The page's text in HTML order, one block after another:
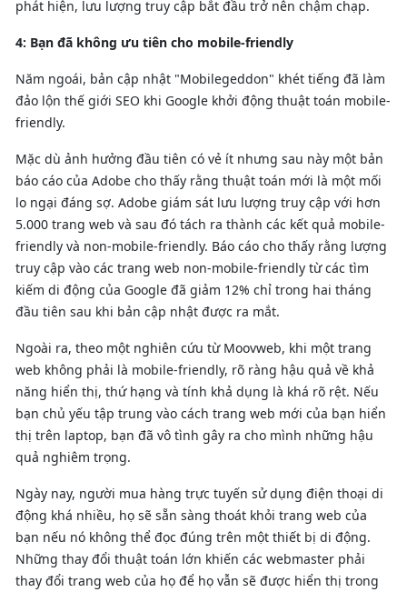
phát hiện, lưu lượng truy cập bắt đầu trở nên chậm chạp.
4: Bạn đã không ưu tiên cho mobile-friendly
Năm ngoái, bản cập nhật "Mobilegeddon" khét tiếng đã làm
đảo lộn thế giới SEO khi Google khởi động thuật toán mobile-
friendly.
Mặc dù ảnh hưởng đầu tiên có vẻ ít nhưng sau này một bản
báo cáo của Adobe cho thấy rằng thuật toán mới là một mối
lo ngại đáng sợ. Adobe giám sát lưu lượng truy cập với hơn
5.000 trang web và sau đó tách ra thành các kết quả mobile-
friendly và non-mobile-friendly. Báo cáo cho thấy rằng lượng
truy cập vào các trang web non-mobile-friendly từ các tìm
kiếm di động của Google đã giảm 12% chỉ trong hai tháng
đầu tiên sau khi bản cập nhật được ra mắt.
Ngoài ra, theo một nghiên cứu từ Moovweb, khi một trang
web không phải là mobile-friendly, rõ ràng hậu quả về khả
năng hiển thị, thứ hạng và tính khả dụng là khá rõ rệt. Nếu
bạn chủ yếu tập trung vào cách trang web mới của bạn hiển
thị trên laptop, bạn đã vô tình gây ra cho mình những hậu
quả nghiêm trọng.
Ngày nay, người mua hàng trực tuyến sử dụng điện thoại di
động khá nhiều, họ sẽ sẵn sàng thoát khỏi trang web của
bạn nếu nó không thể đọc đúng trên một thiết bị di động.
Những thay đổi thuật toán lớn khiến các webmaster phải
thay đổi trang web của họ để họ vẫn sẽ được hiển thị trong